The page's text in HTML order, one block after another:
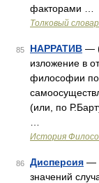
факторами …
Толковый
85 НАРРАТИВ —
изложение в
философии
(или, по
История
86 Дисперсия —
значений